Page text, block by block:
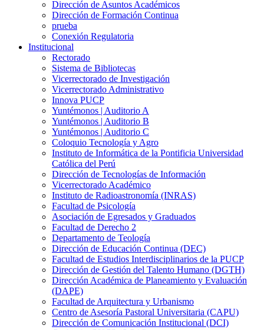
Dirección de Asuntos Académicos
Dirección de Formación Continua
prueba
Conexión Regulatoria
Institucional
Rectorado
Sistema de Bibliotecas
Vicerrectorado de Investigación
Vicerrectorado Administrativo
Innova PUCP
Yuntémonos | Auditorio A
Yuntémonos | Auditorio B
Yuntémonos | Auditorio C
Coloquio Tecnología y Agro
Instituto de Informática de la Pontificia Universidad
Católica del Perú
Dirección de Tecnologías de Información
Vicerrectorado Académico
Instituto de Radioastronomía (INRAS)
Facultad de Psicología
Asociación de Egresados y Graduados
Facultad de Derecho 2
Departamento de Teología
Dirección de Educación Continua (DEC)
Facultad de Estudios Interdisciplinarios de la PUCP
Dirección de Gestión del Talento Humano (DGTH)
Dirección Académica de Planeamiento y Evaluación
(DAPE)
Facultad de Arquitectura y Urbanismo
Centro de Asesoría Pastoral Universitaria (CAPU)
Dirección de Comunicación Institucional (DCI)